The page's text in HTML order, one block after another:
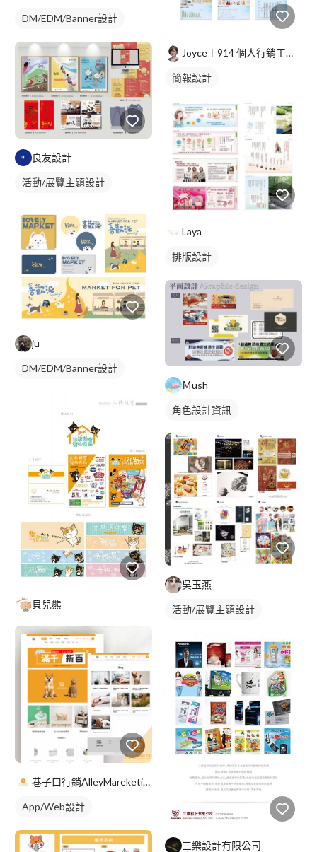
DM/EDM/Banner設計
良友設計
活動/展覽主題設計
ju
DM/EDM/Banner設計
貝兒熊
巷子口行銷AlleyMareketingShop
App/Web設計
Joyce︱914 個人行銷工作室
簡報設計
Laya
排版設計
Ｍush
角色設計資訊
吳玉燕
活動/展覽主題設計
三樂設計有限公司